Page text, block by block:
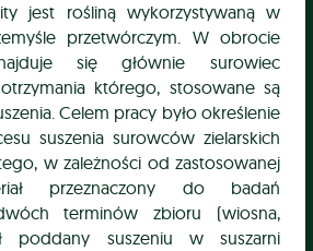
jest rośliną wykorzystywaną w
przetwórczym. W obrocie
się głównie surowiec
którego, stosowane są
Celem pracy było określenie
suszenia surowców zielarskich
w zależności od zastosowanej
przeznaczony do badań
terminów zbioru (wiosna,
poddany suszeniu w suszarni